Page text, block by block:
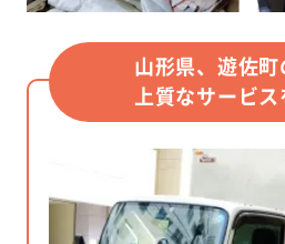
山形県、遊佐
上質なサービ